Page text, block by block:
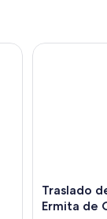
Asís
Traslado
Ermita de
Traslado de